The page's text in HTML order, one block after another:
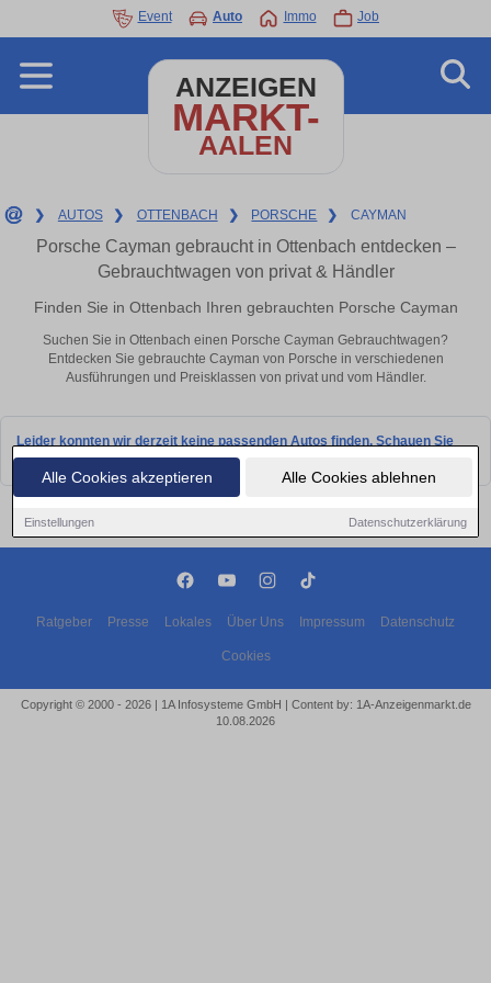
Alle Cookies akzeptieren Alle Cookies ablehnen
Einstellungen Datenschutzerklärung
Event Auto Immo Job
ANZEIGEN
MARKT-
AALEN
❯ AUTOS ❯ OTTENBACH ❯ PORSCHE ❯ CAYMAN
Porsche Cayman gebraucht in Ottenbach entdecken –
Gebrauchtwagen von privat & Händler
Finden Sie in Ottenbach Ihren gebrauchten Porsche Cayman
Suchen Sie in Ottenbach einen Porsche Cayman Gebrauchtwagen?
Entdecken Sie gebrauchte Cayman von Porsche in verschiedenen
Ausführungen und Preisklassen von privat und vom Händler.
Leider konnten wir derzeit keine passenden Autos finden. Schauen Sie
bald wieder vorbei!
Ratgeber Presse Lokales Über Uns Impressum Datenschutz
Cookies
Copyright © 2000 - 2026 | 1A Infosysteme GmbH | Content by: 1A-Anzeigenmarkt.de
10.08.2026